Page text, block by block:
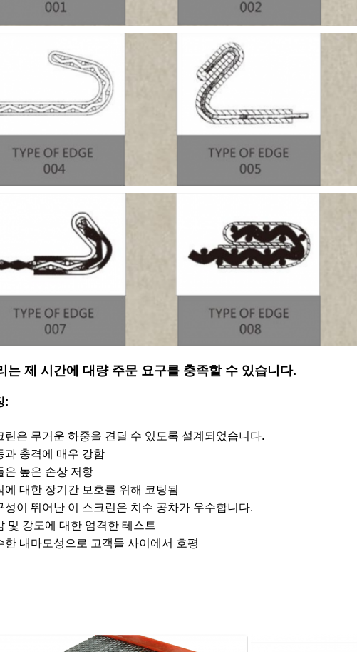
는 제 시간에 대량 주문 요구를 충족할 수 있습니다.
:
린은 무거운 하중을 견딜 수 있도록 설계되었습니다.
과 충격에 매우 강함
은 높은 손상 저항
에 대한 장기간 보호를 위해 코팅됨
성이 뛰어난 이 스크린은 치수 공차가 우수합니다.
및 강도에 대한 엄격한 테스트
한 내마모성으로 고객들 사이에서 호평